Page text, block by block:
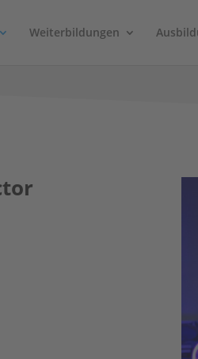
Weiterbildungen